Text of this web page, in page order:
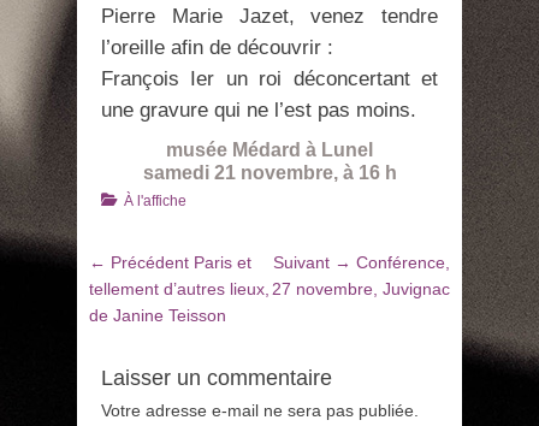
Pierre Marie Jazet, venez tendre
l’oreille afin de découvrir :
François Ier un roi déconcertant et
une gravure qui ne l’est pas moins.
musée Médard à Lunel
samedi 21 novembre, à 16 h
Catégories
À l'affiche
Navigation
de
l’article
← Précédent Article
précédent
:
Paris et
tellement d’autres lieux,
de Janine Teisson
Suivant → Article
suivant
Conférence,
27 novembre, Juvignac
Laisser un commentaire
Votre adresse e-mail ne sera pas publiée.